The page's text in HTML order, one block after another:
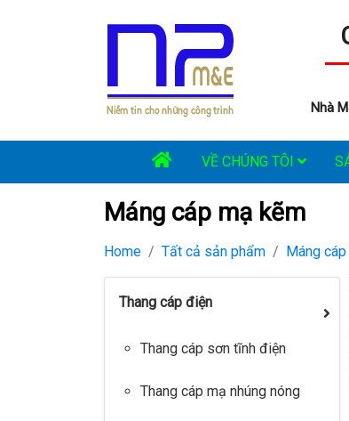
Nhà
VỀ CHÚNG TÔI
Máng cáp mạ kẽm
Home Tất cả sản phẩm Máng
Thang cáp điện
Thang cáp sơn tĩnh điện
Thang cáp mạ nhúng nóng